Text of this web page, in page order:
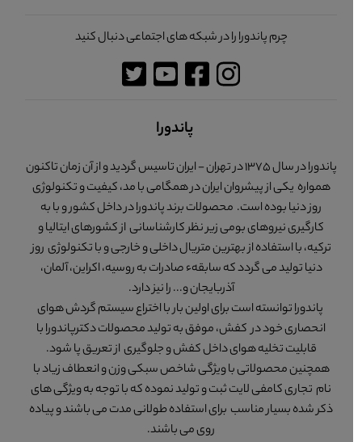
چرم پاندورا را در شبکه های اجتماعی دنبال کنید
پاندورا
پاندورا در سال 1375 در تهران - ایران تاسیس گردید و از آن زمان تاکنون
همواره یکی از پیشروان ایران در همگامی با مد، کیفیت و تکنولوژی
روز دنیا بوده است. محصولات برند پاندورا در داخل کشور و با به
کارگیری نیروهای بومی زیر نظر کارشناسانی از کشورهای ایتالیا و
ترکیه، با استفاده از بهترین متریال داخلی و خارجی و با تکنولوژی روز
دنیا تولید می گردد که سابقهء صادرات به روسیه، اکراین، آلمان،
آذربایجان و... را نیز دارد.
پاندورا توانسته است برای اولین بار با اختراع سیستم گردش هوای
انحصاری خود در کفش، موفق به تولید محصولات دکترپاندورا با
قابلیت تخلیه هوای داخل کفش و جلوگیری از تعریق پا شود.
همچنین محصولاتی با ویژگی شاخص سبکی وزن و انعطاف زیاد با
نام تجاری کامفی لایت ثبت و تولید نموده که با توجه به ویژگی های
ذکر شده بسیار مناسب برای استفاده طولانی مدت می باشند و پیاده
روی می باشند.